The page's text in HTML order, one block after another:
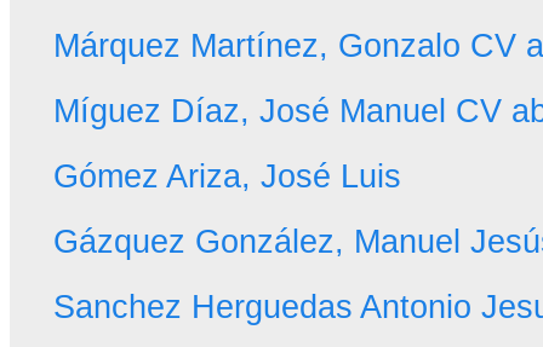
Márquez Martínez, Gonzalo CV
Míguez Díaz, José Manuel CV
Gómez Ariza, José Luis
Gázquez González, Manuel
Sanchez Herguedas Antonio